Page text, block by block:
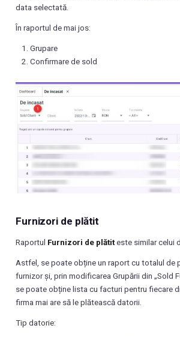
data selectată.
În raportul de mai jos:
Grupare
Confirmare de sold
Furnizori de plătit
Raportul Furnizori de plătiteste similar celui
Astfel, se poate obține un raport cu totalul de
furnizor și, prin modificarea Grupării din „Sold
se poate obține lista cu facturi pentru fiecare
firma mai are să le plătească datorii.
Tip datorie: